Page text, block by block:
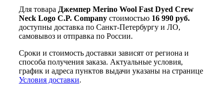
Для товара Джемпер Merino Wool Fast Dyed Crew
Neck Logo C.P. Company стоимостью 16 990 руб.
доступны доставка по Санкт-Петербургу и ЛО,
самовывоз и отправка по России.
Сроки и стоимость доставки зависят от региона и
способа получения заказа. Актуальные условия,
график и адреса пунктов выдачи указаны на странице
Условия доставки.